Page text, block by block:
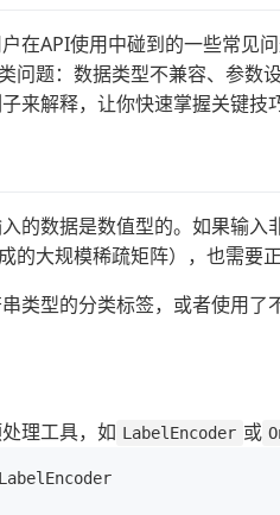
在API使用中碰到的一些常见
问题：数据类型不兼容、参数
来解释，让你快速掌握关键技巧
数据是数值型的。如果输入
大规模稀疏矩阵），也需要正
类型的分类标签，或者使用
理工具，如 LabelEncoder 或